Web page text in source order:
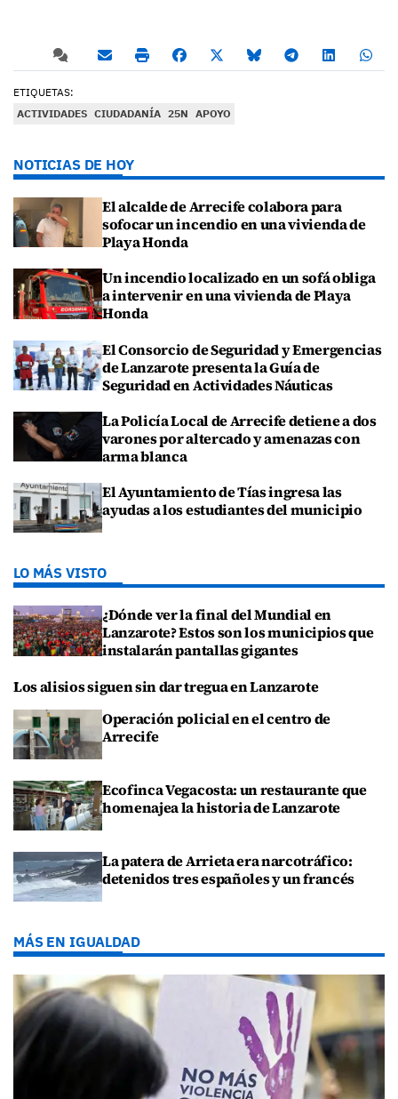
ETIQUETAS:
ACTIVIDADES CIUDADANÍA 25N APOYO
NOTICIAS DE HOY
El alcalde de Arrecife colabora para
sofocar un incendio en una vivienda de
Playa Honda
Un incendio localizado en un sofá obliga
a intervenir en una vivienda de Playa
Honda
El Consorcio de Seguridad y Emergencias
de Lanzarote presenta la Guía de
Seguridad en Actividades Náuticas
La Policía Local de Arrecife detiene a dos
varones por altercado y amenazas con
arma blanca
El Ayuntamiento de Tías ingresa las
ayudas a los estudiantes del municipio
LO MÁS VISTO
¿Dónde ver la final del Mundial en
Lanzarote? Estos son los municipios que
instalarán pantallas gigantes
Los alisios siguen sin dar tregua en Lanzarote
Operación policial en el centro de
Arrecife
Ecofinca Vegacosta: un restaurante que
homenajea la historia de Lanzarote
La patera de Arrieta era narcotráfico:
detenidos tres españoles y un francés
MÁS EN IGUALDAD